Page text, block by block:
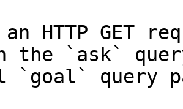
an HTTP GET
the `ask`
`goal` query